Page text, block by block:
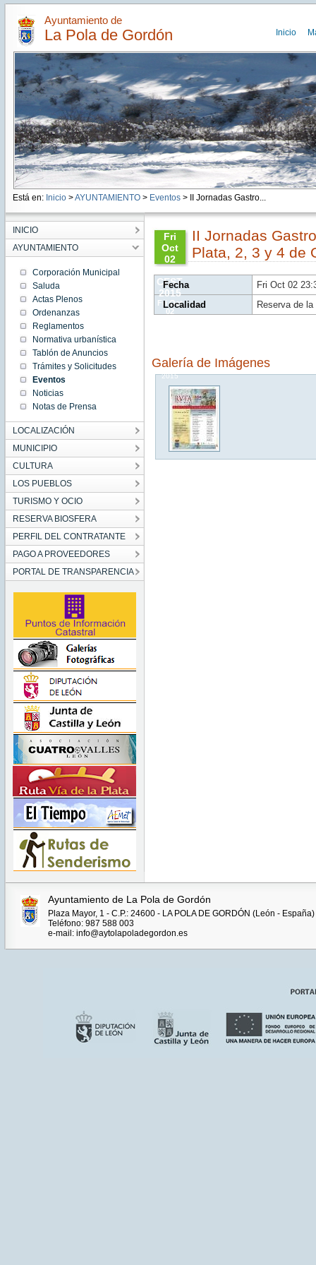
Ayuntamiento de
La Pola de Gordón Inicio
Está en: Inicio >AYUNTAMIENTO> Eventos> II Jornadas Gastro...
INICIO
AYUNTAMIENTO
Corporación Municipal
Saluda
Actas Plenos
Ordenanzas
Reglamentos
Normativa urbanística
Tablón de Anuncios
Trámites y Solicitudes
Eventos
Noticias
Notas de Prensa
LOCALIZACIÓN
MUNICIPIO
CULTURA
LOS PUEBLOS
TURISMO Y OCIO
RESERVA BIOSFERA
PERFIL DEL CONTRATANTE
PAGO A PROVEEDORES
PORTAL DE TRANSPARENCIA
Fri
Oct
02
CEST
2015
Fri Oct
02
23:39:00
CEST
2015
II Jornadas
Plata, 2, 3 y 4 de
Fecha
Fri Oct 02
Localidad
Reserva de
Galería de Imágenes
Ayuntamiento de La Pola de Gordón
Plaza Mayor, 1 - C.P.: 24600 - LA POLA DE GORDÓN (León - España)
Teléfono: 987 588 003
e-mail: info@aytolapoladegordon.es